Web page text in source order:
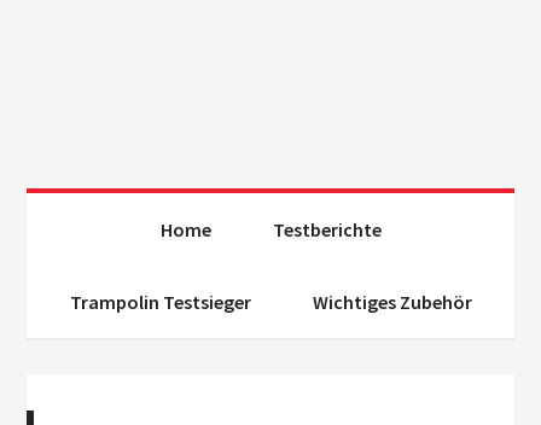
Home Testberichte
Trampolin Testsieger Wichtiges Zubehör